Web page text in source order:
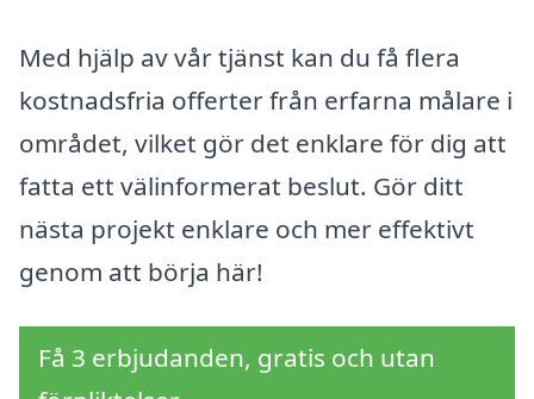
Med hjälp av vår tjänst kan du få flera
kostnadsfria offerter från erfarna målare i
området, vilket gör det enklare för dig att
fatta ett välinformerat beslut. Gör ditt
nästa projekt enklare och mer effektivt
genom att börja här!
Få 3 erbjudanden, gratis och utan